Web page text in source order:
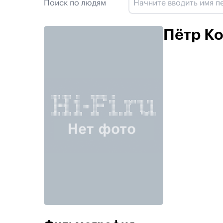
Поиск по людям
Пётр